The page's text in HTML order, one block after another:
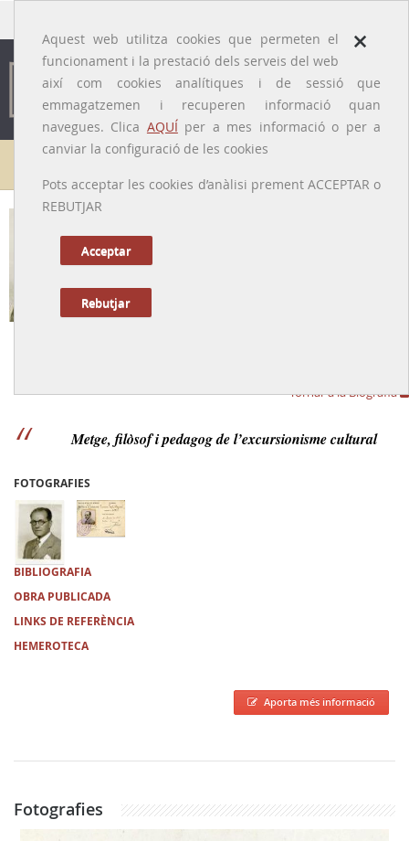
×
Aquest web utilitza cookies que permeten el
funcionament i la prestació dels serveis del web
així com cookies analítiques i de sessió que
emmagatzemen i recuperen informació quan
navegues. Clica AQUÍper a mes informació o per a
canviar la configuració de les cookies
Pots acceptar les cookies d’anàlisi prement ACCEPTAR o
REBUTJAR
Acceptar
Rebutjar
Galeria de metges
Tornar a la Biografia
Metge, filòsof i pedagog de l’excursionisme cultural
FOTOGRAFIES
BIBLIOGRAFIA
OBRA PUBLICADA
LINKS DE REFERÈNCIA
HEMEROTECA
Aporta més informació
Fotografies